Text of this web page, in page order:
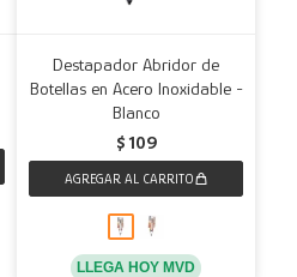
Destapador Abridor de
Botellas en Acero Inoxidable -
Blanco
$ 109
LLEGA HOY MVD